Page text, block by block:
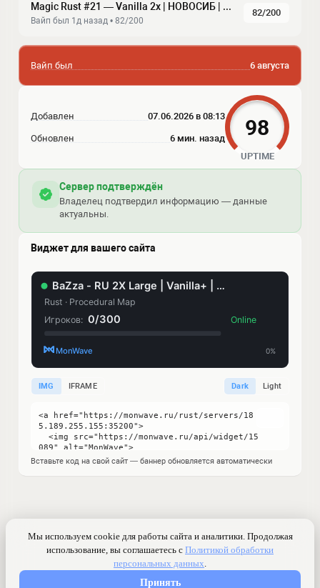
Magic Rust #21 — Vanilla 2x | HOBOCИБ | Baйп 07.08
Baйп был 1д нaзaд • 82/200
82/200
Вайп был 6 августа
Добавлен 07.06.2026 в 08:13
Обновлен 6 мин. назад 98
UPTIME
Сервер подтверждён
Владелец подтвердил информацию — данные
актуальны.
Виджет для вашего сайта
IMG IFRAME Dark Light
Вставьте код на свой сайт — баннер обновляется автоматически